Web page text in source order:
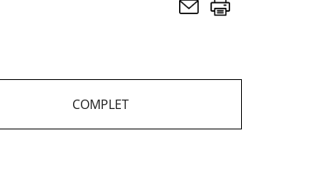
COMPLET